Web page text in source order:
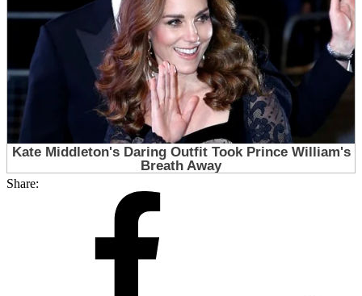
Share: